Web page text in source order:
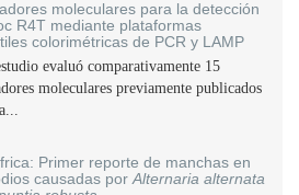
moleculares para la detección
R4T mediante plataformas
colorimétricas de PCR y LAMP
evaluó comparativamente 15
moleculares previamente publicados
Primer reporte de manchas en
causadas por Alternaria alternata